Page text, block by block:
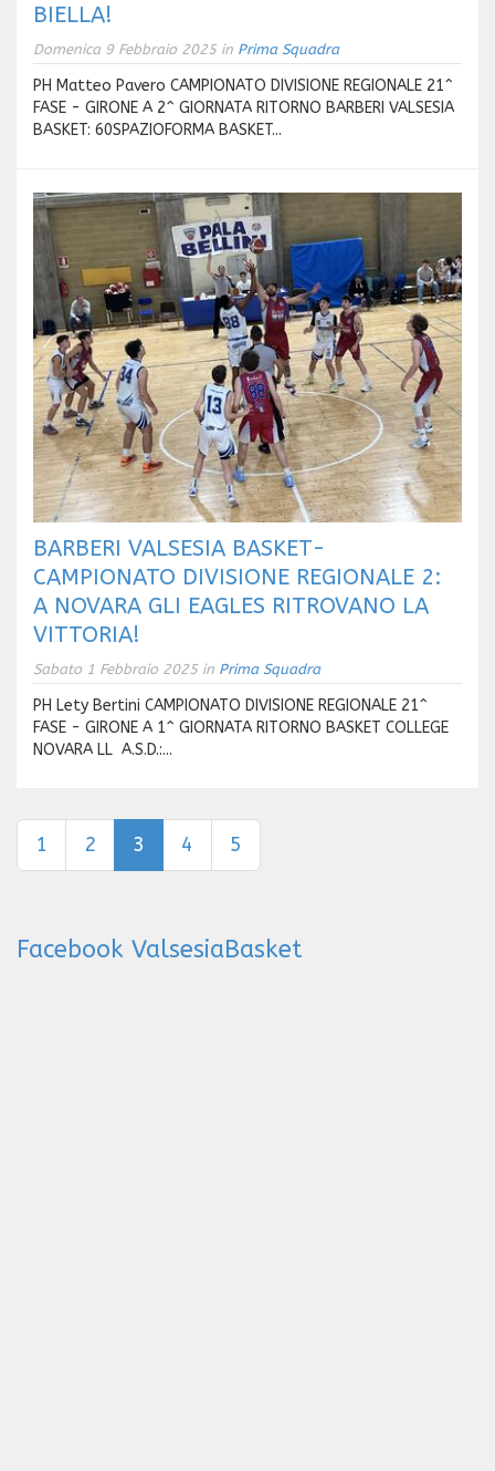
BIELLA!
Domenica 9 Febbraio 2025 in Prima Squadra
PH Matteo Pavero CAMPIONATO DIVISIONE REGIONALE 21^
FASE - GIRONE A 2^ GIORNATA RITORNO BARBERI VALSESIA
BASKET: 60SPAZIOFORMA BASKET...
BARBERI VALSESIA BASKET-
CAMPIONATO DIVISIONE REGIONALE 2:
A NOVARA GLI EAGLES RITROVANO LA
VITTORIA!
Sabato 1 Febbraio 2025 in Prima Squadra
PH Lety Bertini CAMPIONATO DIVISIONE REGIONALE 21^
FASE - GIRONE A 1^ GIORNATA RITORNO BASKET COLLEGE
NOVARA LL A.S.D.:...
1 2 3 4 5
Facebook ValsesiaBasket